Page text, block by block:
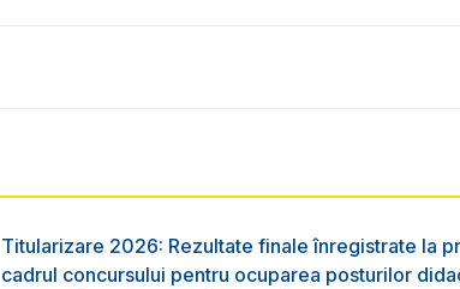
Titularizare 2026: Rezultate finale înregistrate la
cadrul concursului pentru ocuparea posturilor